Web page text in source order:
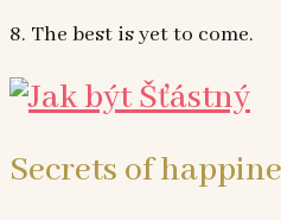
8. The best is yet to come.
Secrets of